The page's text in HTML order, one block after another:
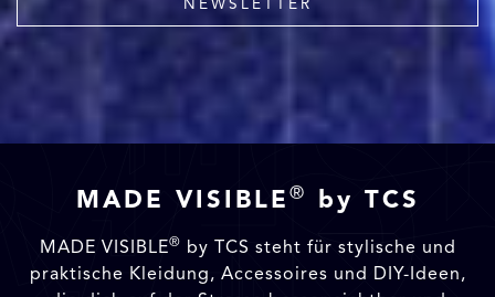
MADE VISIBLE ® by TCS
MADE VISIBLE® by TCS steht für stylische und
praktische Kleidung, Accessoires und DIY-Ideen,